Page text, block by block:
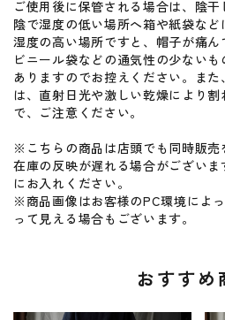
ご使用後に保管される場合は、陰
陰で湿度の低い場所へ箱や紙袋など
湿度の高い場所ですと、帽子が痛ん
ビニール袋などの通気性の少ない
ありますのでお控えください。ま
は、直射日光や激しい乾燥により
で、ご注意ください。
※こちらの商品は店頭でも同時販売
在庫の反映が遅れる場合がござい
にお入れください。
※商品画像はお客様のPC環境によ
って見える場合もございます。
おすすめ